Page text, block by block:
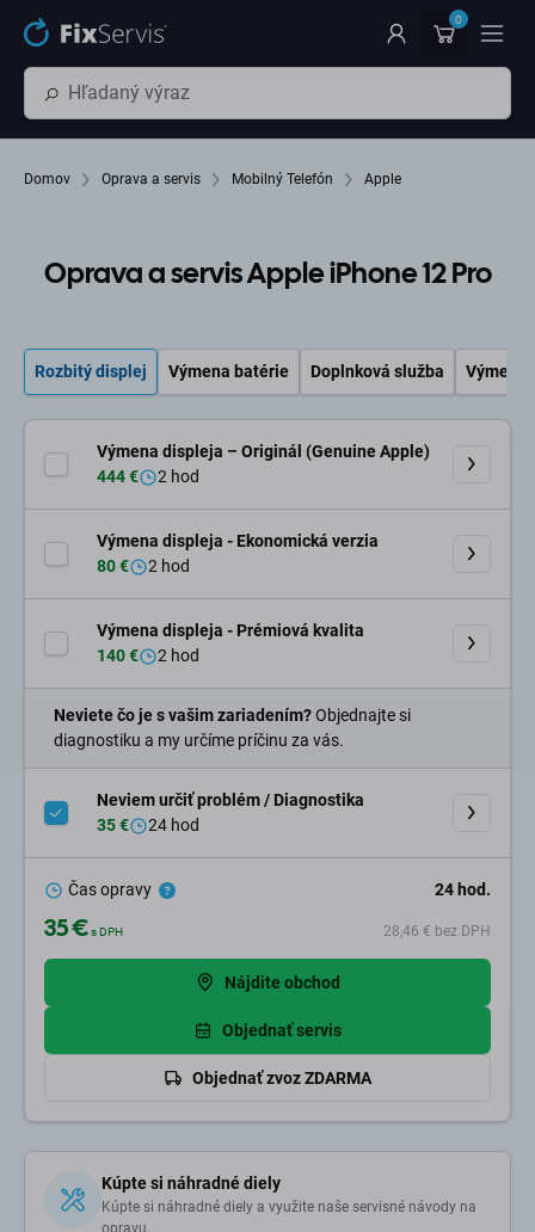
Preskočiť na hlavný obsah 0
Domov Oprava a servis Mobilný Telefón Apple
Oprava a servis Apple iPhone 12 Pro
Rozbitý displej Výmena batérie Doplnková služba Výmena
Výmena displeja – Originál (Genuine Apple)
444 €
2 hod
Výmena displeja - Ekonomická verzia
80 €
2 hod
Výmena displeja - Prémiová kvalita
140 €
2 hod
Neviete čo je s vašim zariadením?Objednajte si
diagnostiku a my určíme príčinu za vás.
Neviem určiť problém / Diagnostika
35 €
24 hod
Čas opravy 24 hod.
35 €s DPH 28,46 € bez DPH
Nájdite obchod
Objednať servis
Objednať zvoz ZDARMA
Kúpte si náhradné diely
Kúpte si náhradné diely a využite naše servisné návody na
opravu.